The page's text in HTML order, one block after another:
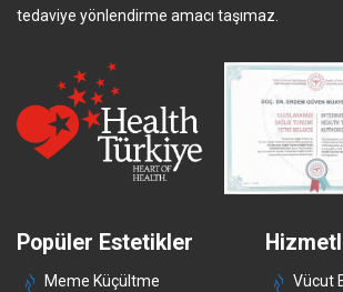
tedaviye yönlendirme amacı taşımaz.
Popüler Estetikler
Meme Küçültme
Vücut